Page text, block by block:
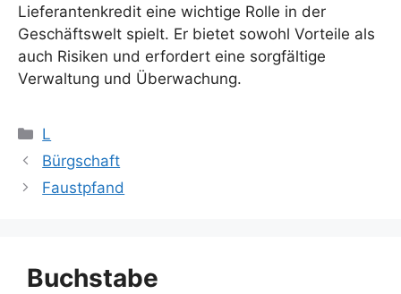
Lieferantenkredit eine wichtige Rolle in der
Geschäftswelt spielt. Er bietet sowohl Vorteile als
auch Risiken und erfordert eine sorgfältige
Verwaltung und Überwachung.
Kategorien
L
Bürgschaft
Faustpfand
Buchstabe